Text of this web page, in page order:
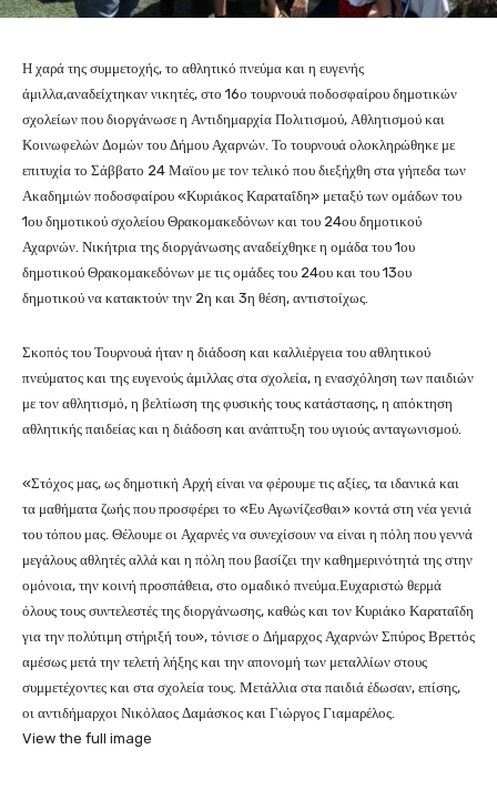
Η χαρά της συμμετοχής, το αθλητικό πνεύμα και η ευγενής
άμιλλα,αναδείχτηκαν νικητές, στο 16ο τουρνουά ποδοσφαίρου δημοτικών
σχολείων που διοργάνωσε η Αντιδημαρχία Πολιτισμού, Αθλητισμού και
Κοινωφελών Δομών του Δήμου Αχαρνών. Το τουρνουά ολοκληρώθηκε με
επιτυχία το Σάββατο 24 Μαϊου με τον τελικό που διεξήχθη στα γήπεδα των
Ακαδημιών ποδοσφαίρου «Κυριάκος Καραταΐδη» μεταξύ των ομάδων του
1ου δημοτικού σχολείου Θρακομακεδόνων και του 24ου δημοτικού
Αχαρνών. Νικήτρια της διοργάνωσης αναδείχθηκε η ομάδα του 1ου
δημοτικού Θρακομακεδόνων με τις ομάδες του 24ου και του 13ου
δημοτικού να κατακτούν την 2η και 3η θέση, αντιστοίχως.
Σκοπός του Τουρνουά ήταν η διάδοση και καλλιέργεια του αθλητικού
πνεύματος και της ευγενούς άμιλλας στα σχολεία, η ενασχόληση των παιδιών
με τον αθλητισμό, η βελτίωση της φυσικής τους κατάστασης, η απόκτηση
αθλητικής παιδείας και η διάδοση και ανάπτυξη του υγιούς ανταγωνισμού.
«Στόχος μας, ως δημοτική Αρχή είναι να φέρουμε τις αξίες, τα ιδανικά και
τα μαθήματα ζωής που προσφέρει το «Ευ Αγωνίζεσθαι» κοντά στη νέα γενιά
του τόπου μας. Θέλουμε οι Αχαρνές να συνεχίσουν να είναι η πόλη που γεννά
μεγάλους αθλητές αλλά και η πόλη που βασίζει την καθημερινότητά της στην
ομόνοια, την κοινή προσπάθεια, στο ομαδικό πνεύμα.Ευχαριστώ θερμά
όλους τους συντελεστές της διοργάνωσης, καθώς και τον Κυριάκο Καραταΐδη
για την πολύτιμη στήριξή του», τόνισε ο Δήμαρχος Αχαρνών Σπύρος Βρεττός
αμέσως μετά την τελετή λήξης και την απονομή των μεταλλίων στους
συμμετέχοντες και στα σχολεία τους. Μετάλλια στα παιδιά έδωσαν, επίσης,
οι αντιδήμαρχοι Νικόλαος Δαμάσκος και Γιώργος Γιαμαρέλος.
View the full image